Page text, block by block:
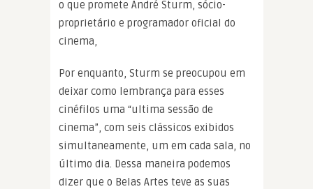
o que promete André Sturm, sócio-
proprietário e programador oficial do
cinema,
Por enquanto, Sturm se preocupou em
deixar como lembrança para esses
cinéfilos uma “ultima sessão de
cinema”, com seis clássicos exibidos
simultaneamente, um em cada sala, no
último dia. Dessa maneira podemos
dizer que o Belas Artes teve as suas